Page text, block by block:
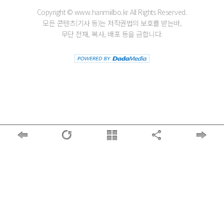
Copyright © www.hanmiilbo.kr All Rights Reserved.
모든 콘텐츠(기사 등)는 저작권법의 보호를 받는바,
무단 전재, 복사, 배포 등을 금합니다.